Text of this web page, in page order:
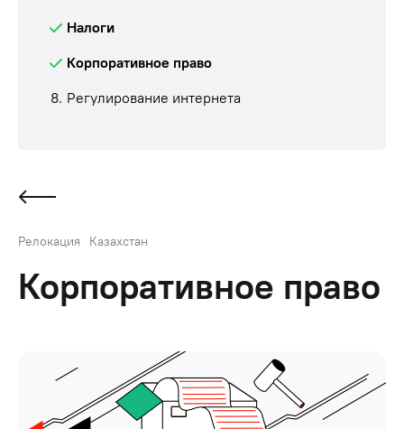
Налоги
Корпоративное право
8. Регулирование интернета
Релокация Казахстан
Корпоративное право